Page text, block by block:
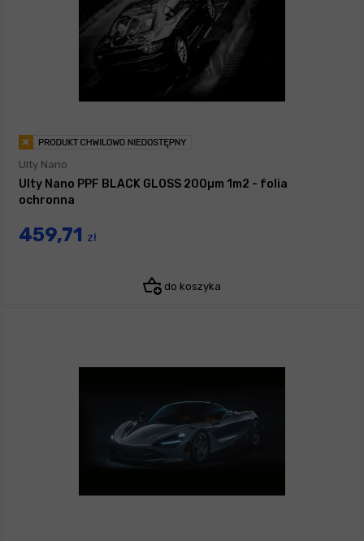
Ulty Nano
Ulty Nano PPF BLACK GLOSS 200µm 1m2 - folia
ochronna
459,71 zł
do koszyka